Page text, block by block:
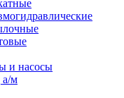
и насосы
а/м